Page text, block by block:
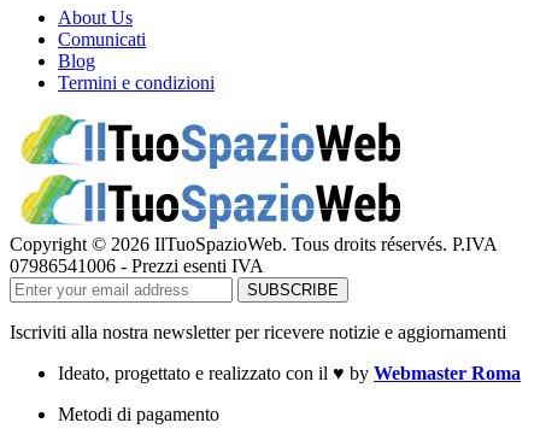
About Us
Comunicati
Blog
Termini e condizioni
Copyright © 2026 IlTuoSpazioWeb. Tous droits réservés. P.IVA
07986541006 - Prezzi esenti IVA
Iscriviti alla nostra newsletter per ricevere notizie e aggiornamenti
Ideato, progettato e realizzato con il ♥ by Webmaster Roma
Metodi di pagamento